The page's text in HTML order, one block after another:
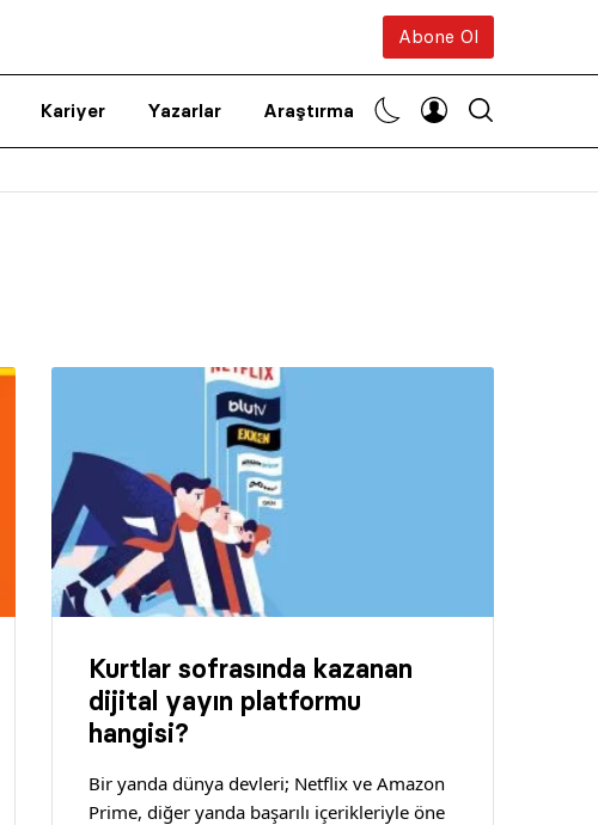
Abone Ol
Kariyer Yazarlar Araştırma
Kurtlar sofrasında kazanan
dijital yayın platformu
hangisi?
Bir yanda dünya devleri; Netflix ve Amazon
Prime, diğer yanda başarılı içerikleriyle öne